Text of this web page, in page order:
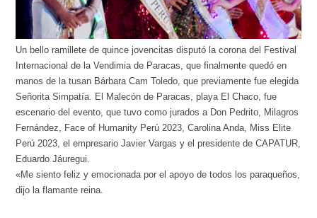
Un bello ramillete de quince jovencitas disputó la corona del Festival
Internacional de la Vendimia de Paracas, que finalmente quedó en
manos de la tusan Bárbara Cam Toledo, que previamente fue elegida
Señorita Simpatía. El Malecón de Paracas, playa El Chaco, fue
escenario del evento, que tuvo como jurados a Don Pedrito, Milagros
Fernández, Face of Humanity Perú 2023, Carolina Anda, Miss Elite
Perú 2023, el empresario Javier Vargas y el presidente de CAPATUR,
Eduardo Jáuregui.
«Me siento feliz y emocionada por el apoyo de todos los paraqueños,
dijo la flamante reina.